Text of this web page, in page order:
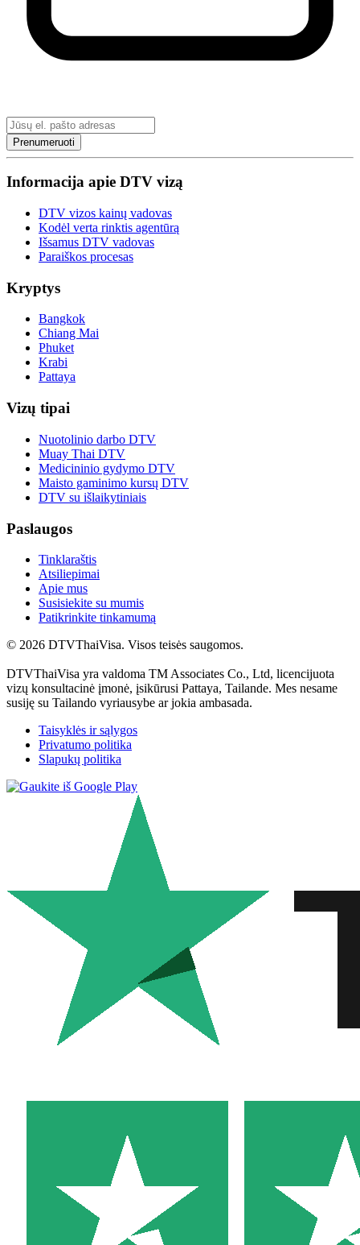
Prenumeruoti
Informacija apie DTV vizą
DTV vizos kainų vadovas
Kodėl verta rinktis agentūrą
Išsamus DTV vadovas
Paraiškos procesas
Kryptys
Bangkok
Chiang Mai
Phuket
Krabi
Pattaya
Vizų tipai
Nuotolinio darbo DTV
Muay Thai DTV
Medicininio gydymo DTV
Maisto gaminimo kursų DTV
DTV su išlaikytiniais
Paslaugos
Tinklaraštis
Atsiliepimai
Apie mus
Susisiekite su mumis
Patikrinkite tinkamumą
© 2026 DTVThaiVisa. Visos teisės saugomos.
DTVThaiVisa yra valdoma TM Associates Co., Ltd, licencijuota
vizų konsultacinė įmonė, įsikūrusi Pattaya, Tailande. Mes nesame
susiję su Tailando vyriausybe ar jokia ambasada.
Taisyklės ir sąlygos
Privatumo politika
Slapukų politika